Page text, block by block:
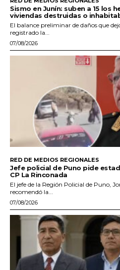
Sismo en Junín: suben a 15 los
viviendas destruidas o
El balance preliminar de daños que
registrado la...
07/08/2026
RED DE MEDIOS REGIONALES
Jefe policial de Puno pide
CP La Rinconada
El jefe de la Región Policial de Puno,
recomendó la...
07/08/2026